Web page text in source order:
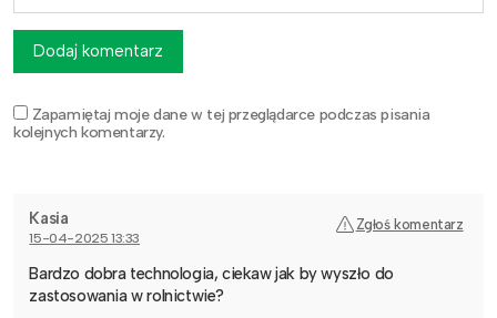
Zapamiętaj moje dane w tej przeglądarce podczas pisania
kolejnych komentarzy.
Dodaj komentarz
Kasia
15-04-2025 13:33
Zgłoś komentarz
Bardzo dobra technologia, ciekaw jak by wyszło do
zastosowania w rolnictwie?